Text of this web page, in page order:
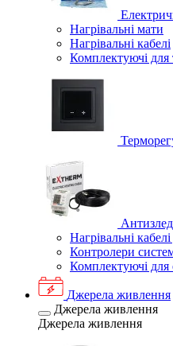
Нагрівальні мати
Нагрівальні кабелі
Комплектуючі для
Нагрівальні
Контролери
Комплектуючі для
Джерела живлення
Джерела живлення
Джерела живлення